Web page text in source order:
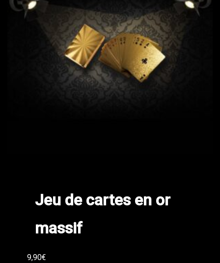
Jeu de cartes en or
massif
9,90€